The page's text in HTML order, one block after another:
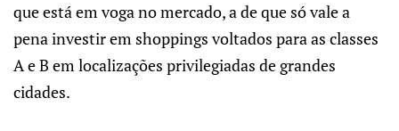
que está em voga no mercado, a de que só vale a
pena investir em shoppings voltados para as classes
A e B em localizações privilegiadas de grandes
cidades.